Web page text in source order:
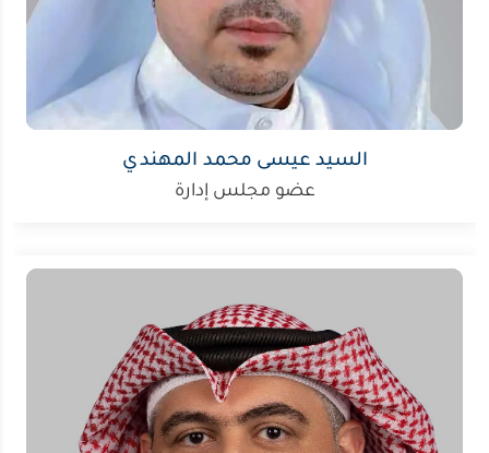
السيد عيسى محمد المهندي
عضو مجلس إدارة